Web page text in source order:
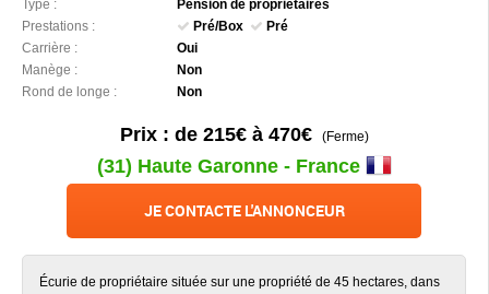
Type :
Pension de propriétaires
Prestations :
Pré/Box
Pré
Carrière :
Oui
Manège :
Non
Rond de longe :
Non
Prix : de 215€ à 470€(Ferme)
(31) Haute Garonne - France
JE CONTACTE L'ANNONCEUR
Écurie de propriétaire située sur une propriété de 45 hectares, dans